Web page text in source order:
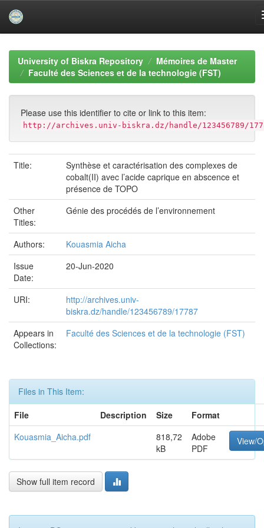
navigationUniversity of Biskra Repository
Mémoires de Master
Faculté des Sciences et de la technologie (FST)
Please use this identifier to cite or link to this item:
http://archives.univ-biskra.dz/handle/123456789/
Title:
Synthèse et caractérisation des complexes de
cobalt(II) avec l’acide caprique en abscence et
présence de TOPO
Other
Titles:
Génie des procédés de l’environnement
Authors:
Kouasmia Aicha
Issue
Date:
20-Jun-2020
URI:
http://archives.univ-
biskra.dz/handle/123456789/17787
Appears in
Collections:
Faculté des Sciences et de la technologie (FST)
Files in This Item:
File
Description Size
Format
Kouasmia_Aicha.pdf
818,72
kB
Adobe
PDF
View/
Show full item record